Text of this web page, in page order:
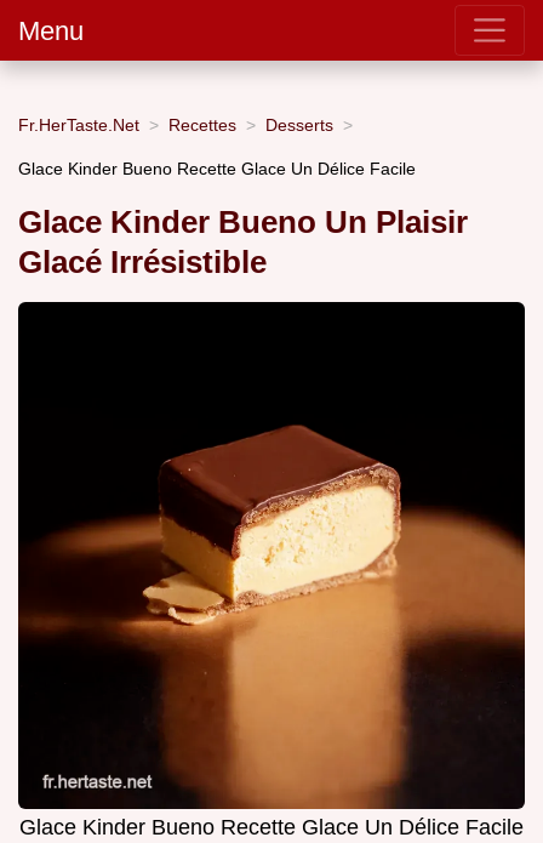
Menu
Fr.HerTaste.Net Recettes Desserts
Glace Kinder Bueno Recette Glace Un Délice Facile
Glace Kinder Bueno Un Plaisir
Glacé Irrésistible
Glace Kinder Bueno Recette Glace Un Délice Facile